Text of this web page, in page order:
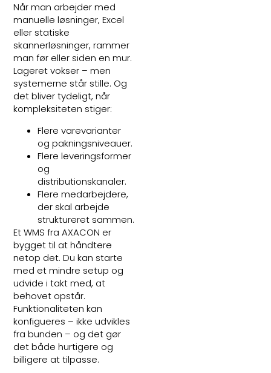
Når man arbejder med
manuelle løsninger, Excel
eller statiske
skannerløsninger, rammer
man før eller siden en mur.
Lageret vokser – men
systemerne står stille. Og
det bliver tydeligt, når
kompleksiteten stiger:
Flere varevarianter
og pakningsniveauer.
Flere leveringsformer
og
distributionskanaler.
Flere medarbejdere,
der skal arbejde
struktureret sammen.
Et WMS fra AXACON er
bygget til at håndtere
netop det. Du kan starte
med et mindre setup og
udvide i takt med, at
behovet opstår.
Funktionaliteten kan
konfigueres – ikke udvikles
fra bunden – og det gør
det både hurtigere og
billigere at tilpasse.